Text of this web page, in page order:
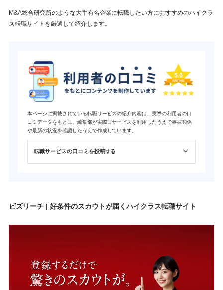
M&A総合研究所のような大手有名企業に転職したい方におすすめのハイクラ
ス転職サイトを厳選して紹介します。
本ページに掲載されている転職サービスの紹介内容は、実際の利用者の口
コミデータをもとに、編集部が実際にサービスを利用したうえで事実関係
や最新の状況を確認したうえで作成しています。
転職サービスの口コミを投稿する
ビズリーチ | 好条件のスカウトが届くハイクラス転職サイト